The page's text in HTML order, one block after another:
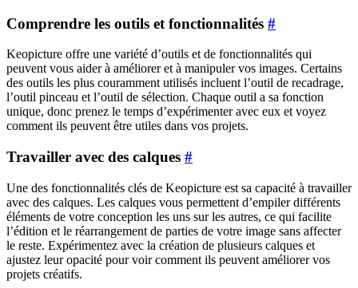
Comprendre les outils et fonctionnalités #
Keopicture offre une variété d’outils et de fonctionnalités qui
peuvent vous aider à améliorer et à manipuler vos images. Certains
des outils les plus couramment utilisés incluent l’outil de recadrage,
l’outil pinceau et l’outil de sélection. Chaque outil a sa fonction
unique, donc prenez le temps d’expérimenter avec eux et voyez
comment ils peuvent être utiles dans vos projets.
Travailler avec des calques #
Une des fonctionnalités clés de Keopicture est sa capacité à travailler
avec des calques. Les calques vous permettent d’empiler différents
éléments de votre conception les uns sur les autres, ce qui facilite
l’édition et le réarrangement de parties de votre image sans affecter
le reste. Expérimentez avec la création de plusieurs calques et
ajustez leur opacité pour voir comment ils peuvent améliorer vos
projets créatifs.